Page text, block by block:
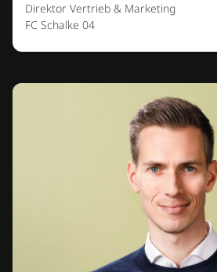
Direktor Vertrieb & Marketing
FC Schalke 04